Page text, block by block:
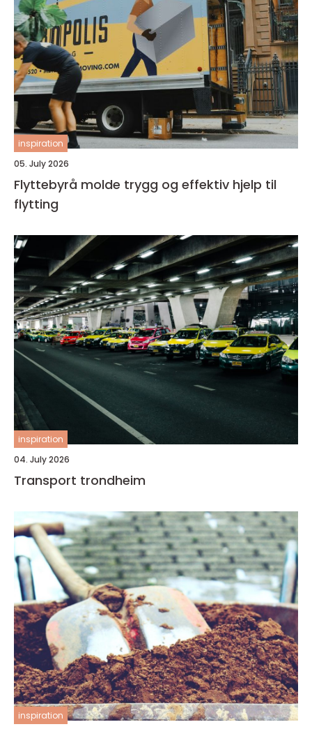
inspiration
05. July 2026
Flyttebyrå molde trygg og effektiv hjelp til
flytting
inspiration
04. July 2026
Transport trondheim
inspiration